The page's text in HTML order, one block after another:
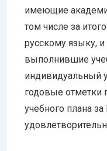
имеющие
том числе за
русскому языку,
выполнившие
индивидуальный
годовые
учебного плана